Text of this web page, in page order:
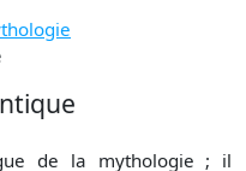
de la mythologie ; il